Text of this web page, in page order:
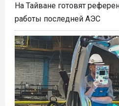
На Тайване готовят
работы последней АЭС